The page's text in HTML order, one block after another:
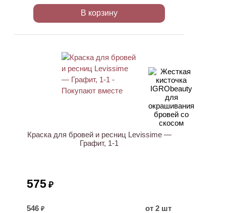
В корзину
Краска для бровей и ресниц Levissime —
Графит, 1-1
575 ₽
546 ₽
от 2 шт